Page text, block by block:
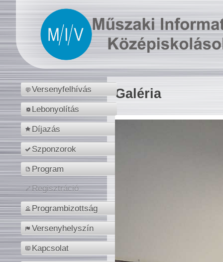
Versenyfelhívás
Lebonyolítás
Díjazás
Szponzorok
Program
Regisztráció
Programbizottság
Versenyhelyszín
Kapcsolat
Galéria